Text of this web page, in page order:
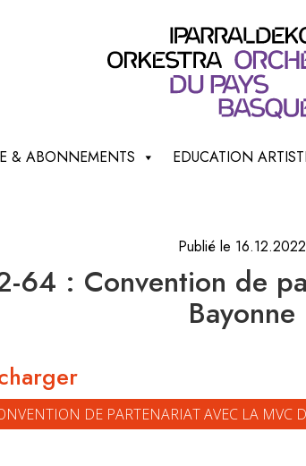
& ABONNEMENTS EDUCATION
Publié le 16.12.2022
64 : Convention de
Bayonne
DE PARTENARIAT AVEC LA MVC